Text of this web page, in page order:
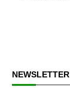
NEWSLETTER